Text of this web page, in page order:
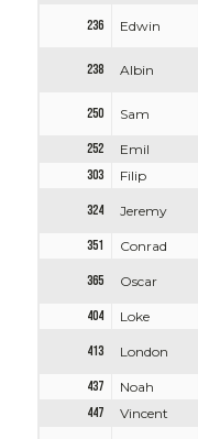
236 Edwin
238 Albin
250 Sam
252 Emil
303
Filip
324 Jeremy
351 Conrad
365 Oscar
404 Loke
413 London
437 Noah
447
Vincent